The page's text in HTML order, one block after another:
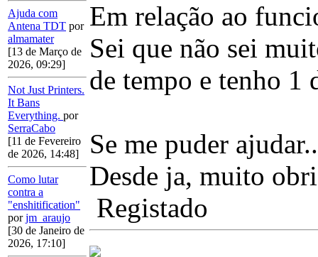
Ajuda com
Antena TDT por
almamater
[13 de Março de
2026, 09:29]
Not Just Printers.
It Bans
Everything. por
SerraCabo
[11 de Fevereiro
de 2026, 14:48]
Como lutar
contra a
"enshitification"
porjm_araujo
[30 de Janeiro de
2026, 17:10]
Em relação ao
Sei que não sei
de tempo e tenho 1
Se me puder
Desde ja, muito
Registado